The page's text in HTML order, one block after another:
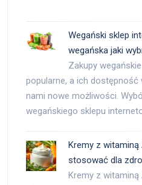
Wegański sklep
wegańska jaki
Zakupy
popularne, a ich
nami nowe możliwości.
wegańskiego sklepu
Kremy z
stosować dla
Kremy z